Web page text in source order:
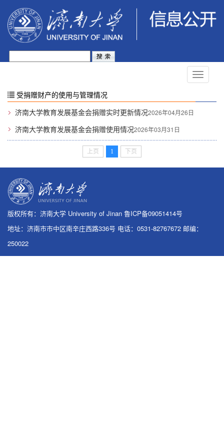
受捐赠财产的使用与管理情况
济南大学教育发展基金会捐赠实时更新情况2026年04月26日
济南大学教育发展基金会捐赠使用情况2026年03月31日
上页 1 下页
版权所有：济南大学 University of Jinan 鲁ICP备09051414号
地址：济南市市中区南辛庄西路336号 电话：0531-82767672 邮编：
250022